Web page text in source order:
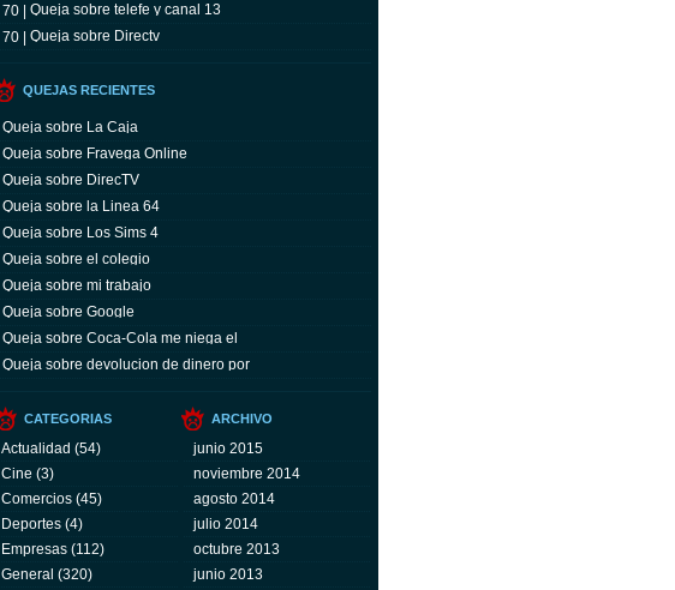
70 | Queja sobre telefe y canal 13
70 | Queja sobre Directv
QUEJAS RECIENTES
Queja sobre La Caja
Queja sobre Fravega Online
Queja sobre DirecTV
Queja sobre la Linea 64
Queja sobre Los Sims 4
Queja sobre el colegio
Queja sobre mi trabajo
Queja sobre Google
Queja sobre Coca-Cola me niega el
servicio y facturas
Queja sobre devolucion de dinero por
CATEGORIAS ARCHIVO
Actualidad (54)
Cine (3)
Comercios (45)
Deportes (4)
Empresas (112)
General (320)
junio 2015
noviembre 2014
agosto 2014
julio 2014
octubre 2013
junio 2013